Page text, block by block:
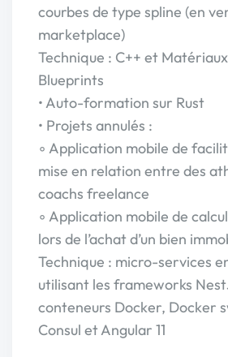
courbes de type spline (en
marketplace)
Technique : C++ et
Blueprints
• Auto-formation sur Rust
• Projets annulés :
◦ Application mobile de
mise en relation entre des
coachs freelance
◦ Application mobile de
lors de l’achat d’un bien
Technique : micro-services
utilisant les frameworks
conteneurs Docker, Docker
Consul et Angular 11